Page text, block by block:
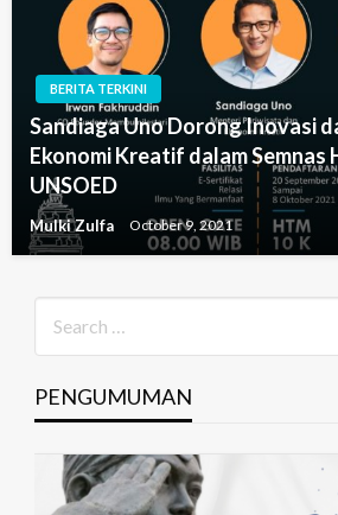
BERITA TERKINI
Sandiaga Uno Dorong Inovasi
Ekonomi Kreatif dalam Semnas
UNSOED
Mulki Zulfa October 9, 2021
PENGUMUMAN